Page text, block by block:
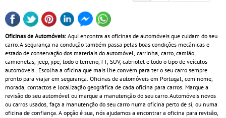
Oficinas de Automóveis: Aqui encontra as oficinas de automóveis que cuidam do seu
carro. A segurança na condução também passa pelas boas condições mecânicas e
estado de conservação dos materiais do automóvel, carrinha, carro, camião,
camionetas, jeep, jipe, todo o terreno, TT, SUV, cabriolet e todo o tipo de veículos
automóveis . Escolha a oficina que mais lhe convém para ter o seu carro sempre
pronto para viajar em segurança. Oficinas de automóveis em Portugal, com nome,
morada, contactos e localização geográfica de cada oficina para carros. Marque a
revisão do seu automóvel ou marque a manutenção do seu carro. Automóveis novos
ou carros usados, faça a manutenção do seu carro numa oficina perto de si, ou numa
oficina de confiança. A opção é sua, nós ajudamos a encontrar a oficina para revisão,